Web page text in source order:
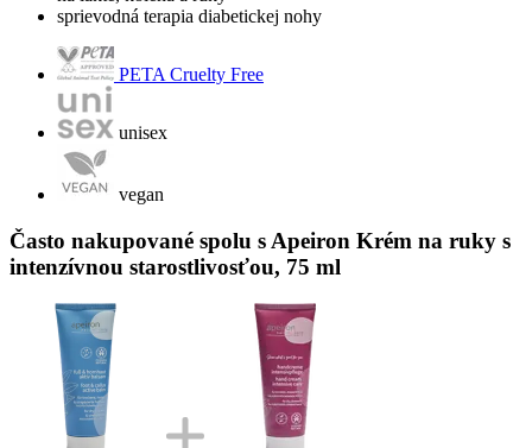
sprievodná terapia diabetickej nohy
PETA Cruelty Free
unisex
vegan
Často nakupované spolu s Apeiron Krém na ruky s
intenzívnou starostlivosťou, 75 ml